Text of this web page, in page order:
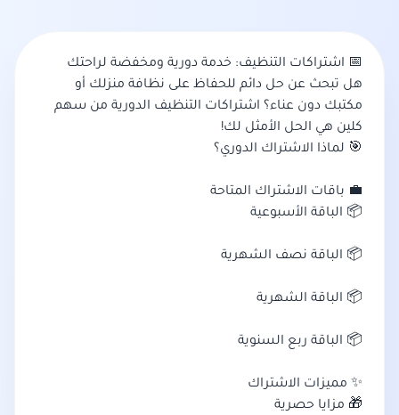
📅 اشتراكات التنظيف: خدمة دورية ومخفضة لراحتك
هل تبحث عن حل دائم للحفاظ على نظافة منزلك أو
مكتبك دون عناء؟ اشتراكات التنظيف الدورية من سهم
كلين هي الحل الأمثل لك!
🎯 لماذا الاشتراك الدوري؟
💼 باقات الاشتراك المتاحة
📦 الباقة الأسبوعية
📦 الباقة نصف الشهرية
📦 الباقة الشهرية
📦 الباقة ربع السنوية
✨ مميزات الاشتراك
🎁 مزايا حصرية